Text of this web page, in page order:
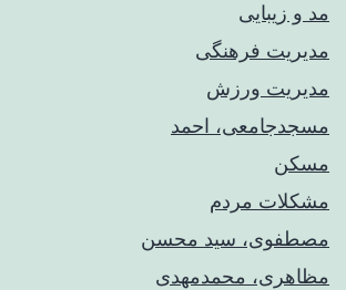
مد و زیبایی
مدیریت فرهنگی
مدیریت ورزش
مسجدجامعی، احمد
مسکن
مشکلات مردم
مصطفوی، سید محسن
مظاهری، محمدمهدی